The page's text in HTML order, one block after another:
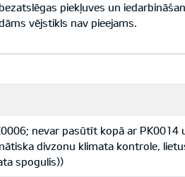
piekļuves un
vējstikls nav pieejams.
nevar pasūtīt kopā ar PK0014
divzonu klimata kontrole,
spogulis))